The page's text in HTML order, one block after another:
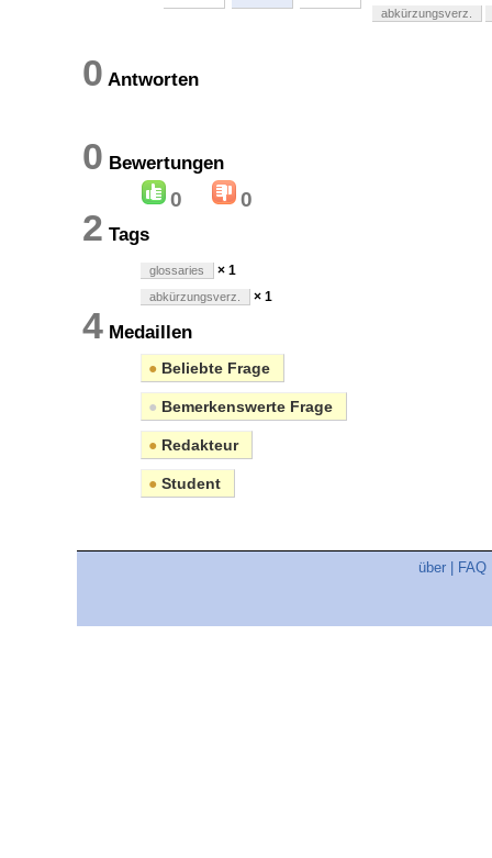
abkürzungsverz.
0 Antworten
0 Bewertungen
0 0
2 Tags
glossaries × 1
abkürzungsverz. × 1
4 Medaillen
● Beliebte Frage
● Bemerkenswerte Frage
● Redakteur
● Student
über FAQ